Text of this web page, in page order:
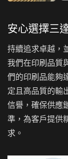
安心選擇三
持續追求卓越，
我們在印刷品質
們的印刷品能夠
定且高品質的輸
信譽，確保供應
準，為客戶提供
求。